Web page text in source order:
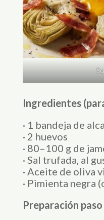
Ingredientes
· 1 bandeja de
· 2 huevos
· 80–100 g de
· Sal trufada, al
· Aceite de oliva
· Pimienta negra
Preparación paso